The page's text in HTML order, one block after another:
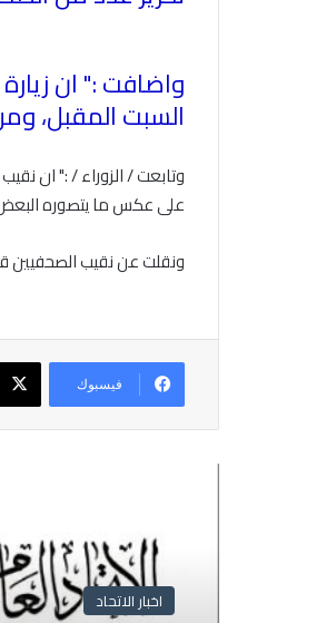
واضافت :" ان
السبت المقبل،
وتابعت / الزوراء / :" ان
على عكس ما يتصوره
ونقلت عن نقيب الصحفيين
فيسبوك
اخبار الاتحاد